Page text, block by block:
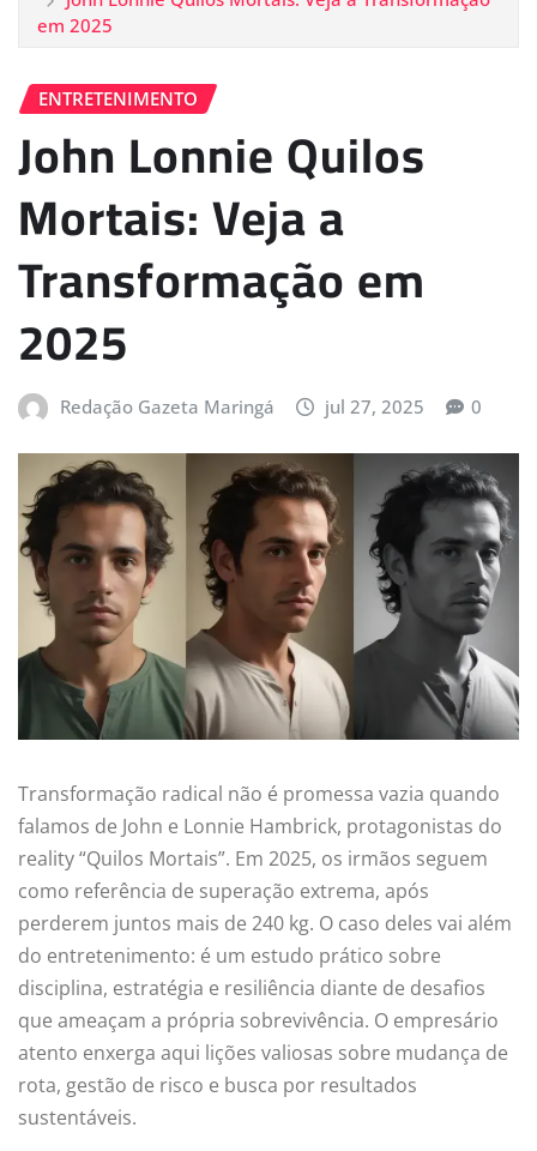
em 2025
ENTRETENIMENTO
John Lonnie Quilos
Mortais: Veja a
Transformação em
2025
Redação Gazeta Maringá jul 27, 2025 0
Transformação radical não é promessa vazia quando
falamos de John e Lonnie Hambrick, protagonistas do
reality “Quilos Mortais”. Em 2025, os irmãos seguem
como referência de superação extrema, após
perderem juntos mais de 240 kg. O caso deles vai além
do entretenimento: é um estudo prático sobre
disciplina, estratégia e resiliência diante de desafios
que ameaçam a própria sobrevivência. O empresário
atento enxerga aqui lições valiosas sobre mudança de
rota, gestão de risco e busca por resultados
sustentáveis.